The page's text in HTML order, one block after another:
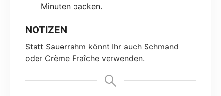
Minuten backen.
NOTIZEN
Statt Sauerrahm könnt Ihr auch Schmand
oder Crème Fraîche verwenden.